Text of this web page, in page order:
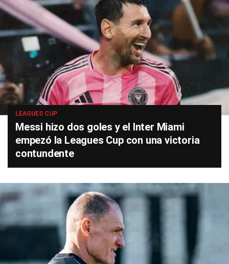
LEAGUES CUP
Messi hizo dos goles y el Inter Miami
empezó la Leagues Cup con una victoria
contundente